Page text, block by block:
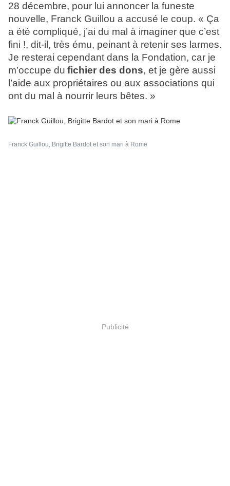
28 décembre, pour lui annoncer la funeste
nouvelle, Franck Guillou a accusé le coup. « Ça
a été compliqué, j’ai du mal à imaginer que c’est
fini !, dit-il, très ému, peinant à retenir ses larmes.
Je resterai cependant dans la Fondation, car je
m’occupe du fichier des dons, et je gère aussi
l’aide aux propriétaires ou aux associations qui
ont du mal à nourrir leurs bêtes. »
Franck Guillou, Brigitte Bardot et son mari à Rome
Publicité